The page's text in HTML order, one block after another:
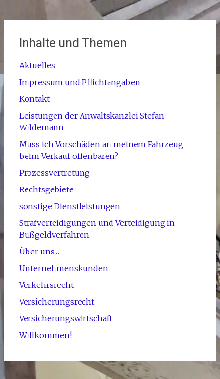
Inhalte und Themen
Aktuelles
Impressum und Pflichtangaben
Kontakt
Leistungen der Anwaltskanzlei Stefan
Wildemann
Muss ich Vorschäden an meinem Fahrzeug
beim Verkauf offenbaren?
Prozessvertretung
Rechtsgebiete
sonstige Dienstleistungen
Strafverteidigungen und Verteidigung in
Bußgeldverfahren
Über uns…
Unternehmenskunden
Verkehrsrecht
Versicherungsrecht
Versicherungswirtschaft
Willkommen!